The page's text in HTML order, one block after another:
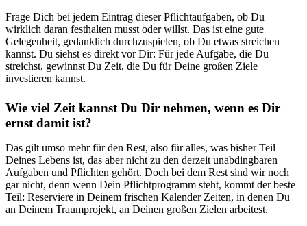
Frage Dich bei jedem Eintrag dieser Pflichtaufgaben, ob Du
wirklich daran festhalten musst oder willst. Das ist eine gute
Gelegenheit, gedanklich durchzuspielen, ob Du etwas streichen
kannst. Du siehst es direkt vor Dir: Für jede Aufgabe, die Du
streichst, gewinnst Du Zeit, die Du für Deine großen Ziele
investieren kannst.
Wie viel Zeit kannst Du Dir nehmen, wenn es Dir
ernst damit ist?
Das gilt umso mehr für den Rest, also für alles, was bisher Teil
Deines Lebens ist, das aber nicht zu den derzeit unabdingbaren
Aufgaben und Pflichten gehört. Doch bei dem Rest sind wir noch
gar nicht, denn wenn Dein Pflichtprogramm steht, kommt der beste
Teil: Reserviere in Deinem frischen Kalender Zeiten, in denen Du
an Deinem Traumprojekt, an Deinen großen Zielen arbeitest.